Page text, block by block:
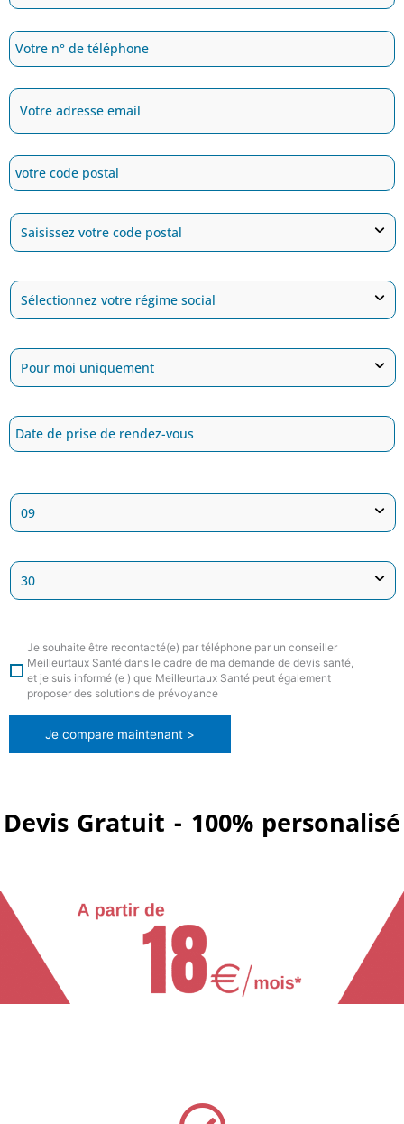
Devis Gratuit - 100% personalisé
Je souhaite être recontacté(e) par téléphone par un conseiller
Meilleurtaux Santé dans le cadre de ma demande de devis santé,
et je suis informé (e ) que Meilleurtaux Santé peut également
proposer des solutions de prévoyance
Je compare maintenant >